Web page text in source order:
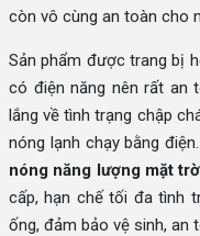
còn vô cùng an toàn cho
Sản phẩm được trang bị
có điện năng nên rất an
lắng về tình trạng chập
nóng lạnh chạy bằng
nóng năng lượng mặt
cấp, hạn chế tối đa tình
ống, đảm bảo vệ sinh, an